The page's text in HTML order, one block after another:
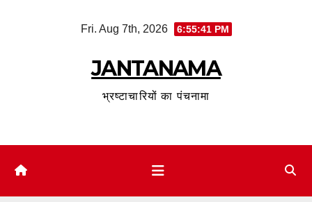
Fri. Aug 7th, 2026 6:55:42 PM
JANTANAMA
भ्रष्टाचारियों का पंचनामा